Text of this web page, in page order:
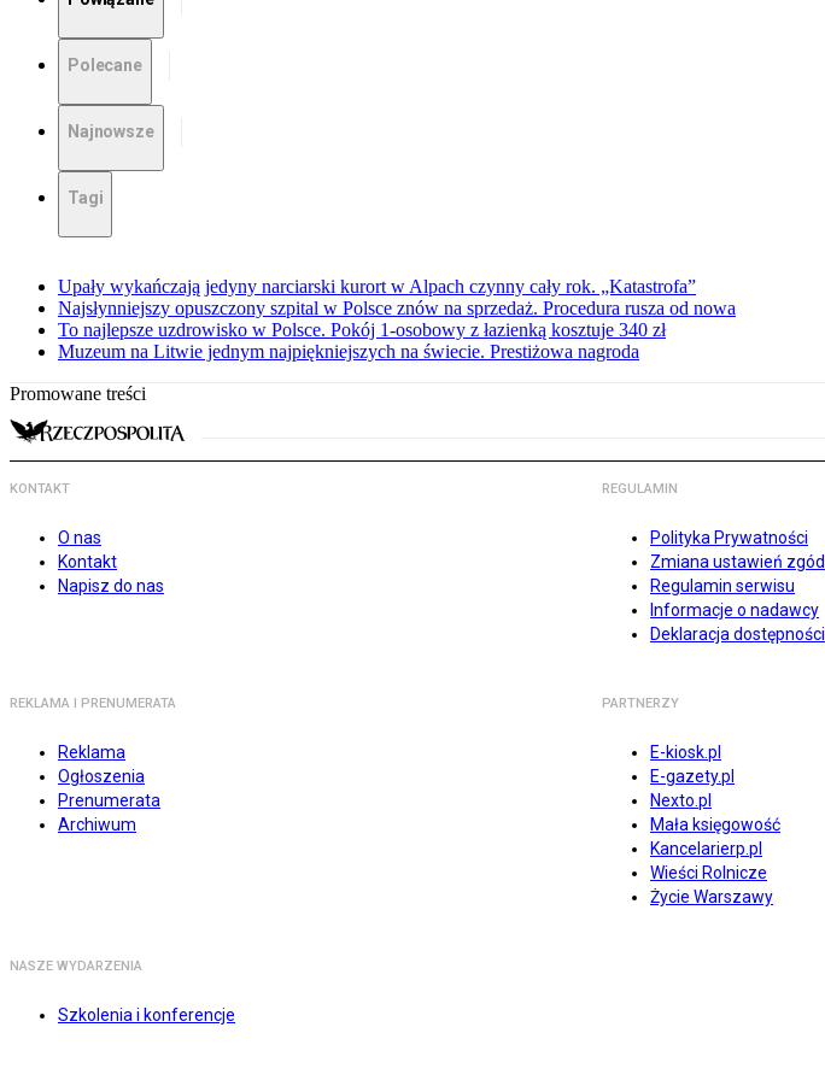
Polecane
Najnowsze
Tagi
Upały wykańczają jedyny narciarski kurort w Alpach czynny cały rok. „Katastrofa”
Najsłynniejszy opuszczony szpital w Polsce znów na sprzedaż. Procedura rusza od nowa
To najlepsze uzdrowisko w Polsce. Pokój 1-osobowy z łazienką kosztuje 340 zł
Muzeum na Litwie jednym najpiękniejszych na świecie. Prestiżowa nagroda
Promowane treści
KONTAKT
O nas
Kontakt
Napisz do nas
REGULAMIN
Polityka Prywatności
Zmiana ustawień zgód
Regulamin serwisu
Informacje o nadawcy
Deklaracja dostępności
REKLAMA I PRENUMERATA
Reklama
Ogłoszenia
Prenumerata
Archiwum
PARTNERZY
E-kiosk.pl
E-gazety.pl
Nexto.pl
Mała księgowość
Kancelarierp.pl
Wieści Rolnicze
Życie Warszawy
NASZE WYDARZENIA
Szkolenia i konferencje